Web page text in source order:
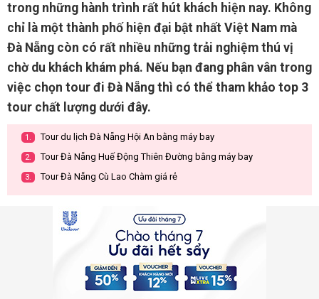
trong những hành trình rất hút khách hiện nay. Không
chỉ là một thành phố hiện đại bật nhất Việt Nam mà
Đà Nẵng còn có rất nhiều những trải nghiệm thú vị
chờ du khách khám phá. Nếu bạn đang phân vân trong
việc chọn tour đi Đà Nẵng thì có thể tham khảo top 3
tour chất lượng dưới đây.
1. Tour du lịch Đà Nẵng Hội An bằng máy bay
2. Tour Đà Nẵng Huế Động Thiên Đường bằng máy bay
3. Tour Đà Nẵng Cù Lao Chàm giá rẻ